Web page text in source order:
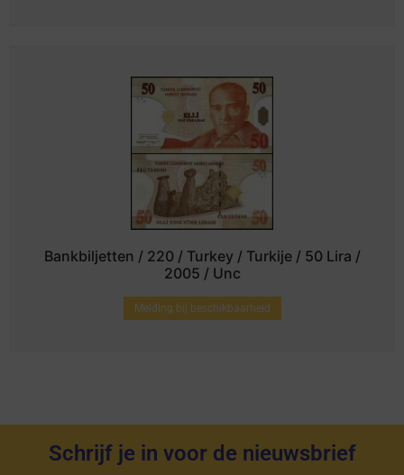
Bankbiljetten / 220 / Turkey / Turkije / 50 Lira /
2005 / Unc
Melding bij beschikbaarheid
Schrijf je in voor de nieuwsbrief